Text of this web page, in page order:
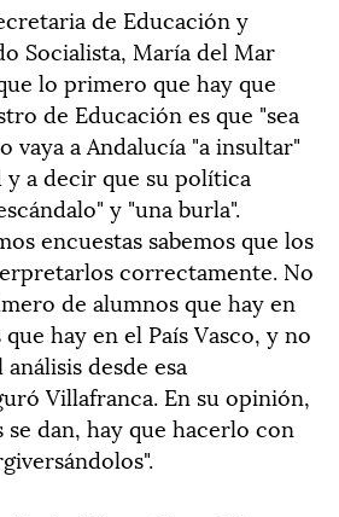
de Educación y
Socialista, María del Mar
lo primero que hay que
de Educación es que "sea
vaya a Andalucía "a insultar"
y a decir que su política
y "una burla".
encuestas sabemos que los
correctamente. No
de alumnos que hay en
hay en el País Vasco, y no
desde esa
Villafranca. En su opinión,
dan, hay que hacerlo con